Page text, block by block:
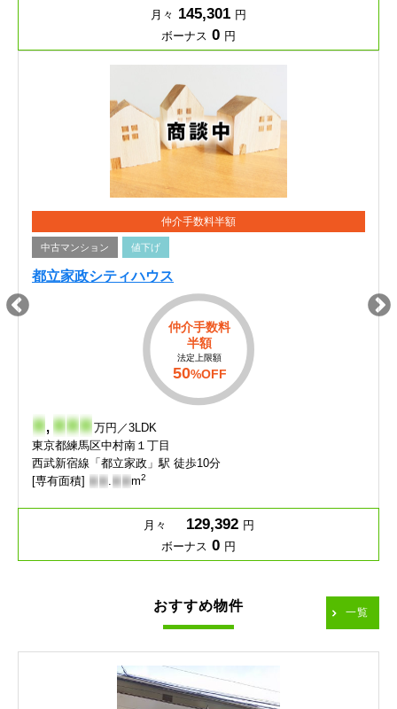
月々 145,301 円
ボーナス 0 円
仲介手数料半額
中古マンション 値下げ
都立家政シティハウス
仲介手数料
半額
法定上限額
50%OFF
- ,- - - 万円／3LDK
東京都練馬区中村南１丁目
西武新宿線「都立家政」駅 徒歩10分
[専有面積] - - .- - m2
月々 129,392 円
ボーナス 0 円
おすすめ物件 一覧